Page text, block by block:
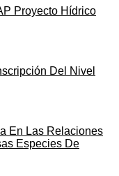
Proyecto Hídrico
Del Nivel
En Las Relaciones
Especies De